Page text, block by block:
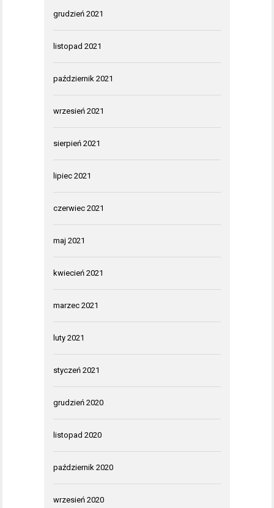
grudzień 2021
listopad 2021
październik 2021
wrzesień 2021
sierpień 2021
lipiec 2021
czerwiec 2021
maj 2021
kwiecień 2021
marzec 2021
luty 2021
styczeń 2021
grudzień 2020
listopad 2020
październik 2020
wrzesień 2020